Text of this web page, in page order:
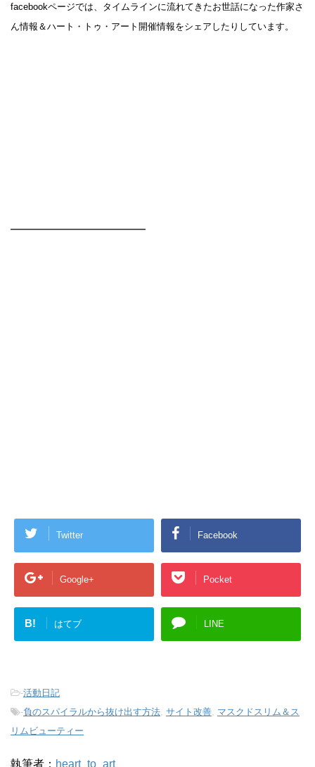
facebookページでは、タイムラインに流れてきたお世話になった作家さ
ん情報＆ハート・トゥ・アート開催情報をシェアしたりしています。
━━━━━━━━━━━━
Twitter Facebook
Google+ Pocket
B! はてブ LINE
-活動日記
-負のスパイラルから抜け出す方法 サイト改善 マスクドスリム＆ス
リムビューティー
執筆者： heart_to_art